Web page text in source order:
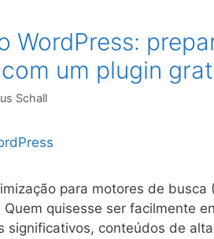
WordPress:
um plugin
Schall
para motores de busca
quisesse ser facilmente
significativos, conteúdos de